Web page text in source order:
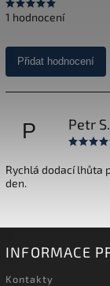
1 hodnocení
Přidat hodnocení
P Petr S.
Rychlá dodací lhůta
den.
INFORMACE
Kontakty